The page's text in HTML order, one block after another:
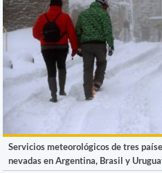
Servicios meteorológicos de tres
nevadas en Argentina, Brasil y